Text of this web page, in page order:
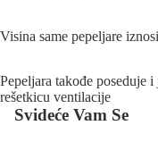
Visina same pepeljare
Pepeljara takođe poseduje
rešetkicu ventilacije
Svideće Vam Se